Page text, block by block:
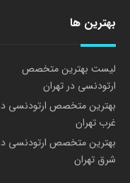
بهترین ها
لیست بهترین متخصص
ارتودنسی در تهران
بهترین متخصص ارتودنسی
غرب تهران
بهترین متخصص ارتودنسی
شرق تهران